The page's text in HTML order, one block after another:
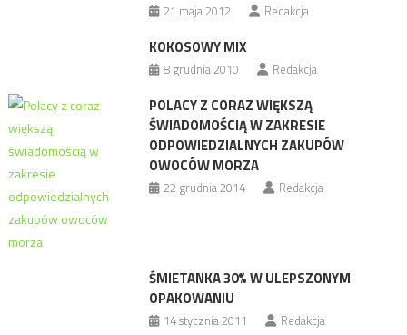
21 maja 2012 Redakcja
KOKOSOWY MIX
8 grudnia 2010 Redakcja
POLACY Z CORAZ WIĘKSZĄ
ŚWIADOMOŚCIĄ W ZAKRESIE
ODPOWIEDZIALNYCH ZAKUPÓW
OWOCÓW MORZA
22 grudnia 2014 Redakcja
ŚMIETANKA 30% W ULEPSZONYM
OPAKOWANIU
14 stycznia 2011 Redakcja